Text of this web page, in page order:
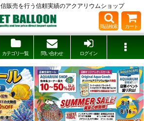
販売を行う信頼実績のアクアリウムショップ
商品検索 カート
カテゴリ一覧 問い合わせ ログイン